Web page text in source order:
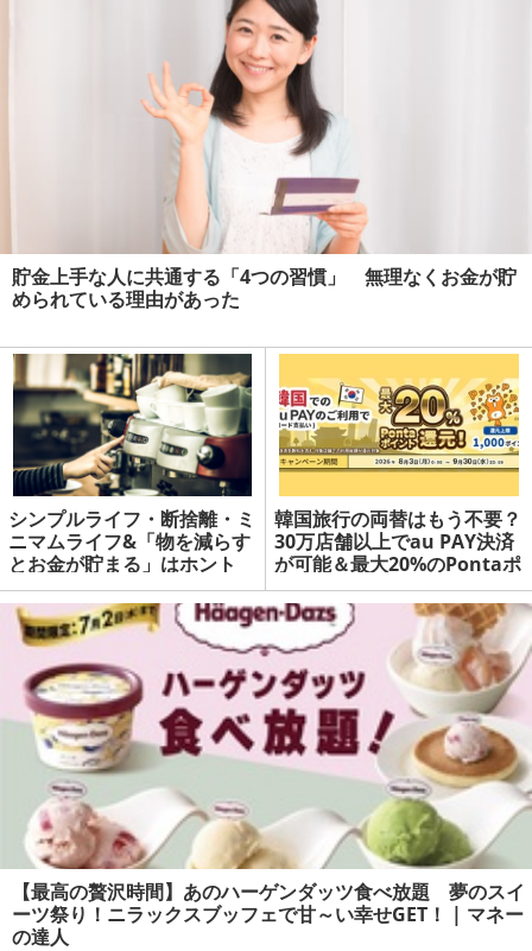
貯金上手な人に共通する「4つの習慣」 無理なくお金が貯
められている理由があった
シンプルライフ・断捨離・ミ
ニマムライフ&「物を減らす
とお金が貯まる」はホント
か？
韓国旅行の両替はもう不要？
30万店舗以上でau PAY決済
が可能＆最大20%のPontaポ
イント還元 | マネーの達人
【最高の贅沢時間】あのハーゲンダッツ食べ放題 夢のスイ
ーツ祭り！ニラックスブッフェで甘～い幸せGET！ | マネー
の達人